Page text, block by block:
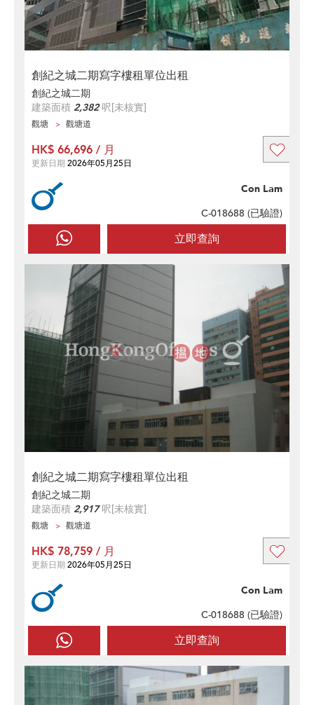
創紀之城二期寫字樓租單位出租
創紀之城二期
建築面積 2,382呎[未核實]
觀塘 觀塘道
立即查詢
Con Lam
C-018688 (已驗證)
HK$ 66,696 / 月
更新日期 2026年05月25日
創紀之城二期寫字樓租單位出租
創紀之城二期
建築面積 2,917呎[未核實]
觀塘 觀塘道
立即查詢
Con Lam
C-018688 (已驗證)
HK$ 78,759 / 月
更新日期 2026年05月25日